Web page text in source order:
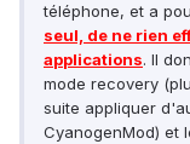
téléphone, et a
seul, de ne rien
applications. Il
mode recovery
suite appliquer
CyanogenMod) et